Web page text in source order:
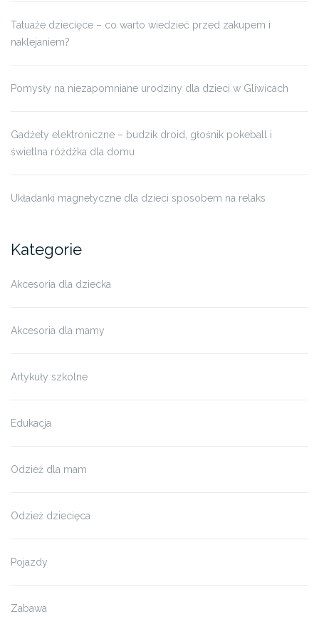
Tatuaże dziecięce – co warto wiedzieć przed zakupem i
naklejaniem?
Pomysły na niezapomniane urodziny dla dzieci w Gliwicach
Gadżety elektroniczne – budzik droid, głośnik pokeball i
świetlna różdżka dla domu
Układanki magnetyczne dla dzieci sposobem na relaks
Kategorie
Akcesoria dla dziecka
Akcesoria dla mamy
Artykuły szkolne
Edukacja
Odzież dla mam
Odzież dziecięca
Pojazdy
Zabawa